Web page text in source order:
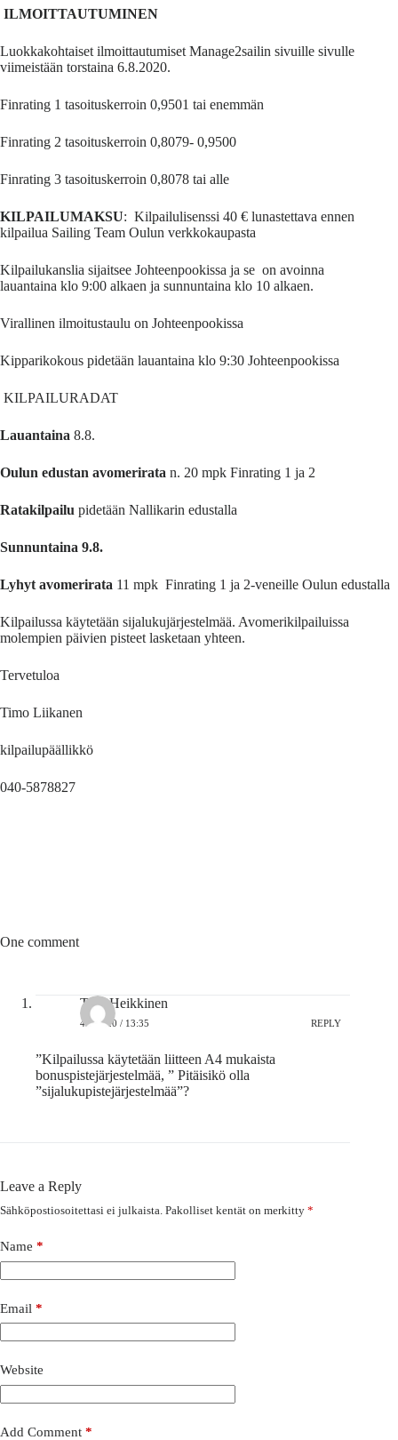
ILMOITTAUTUMINEN
Luokkakohtaiset ilmoittautumiset Manage2sailin sivuille sivulle
viimeistään torstaina 6.8.2020.
Finrating 1 tasoituskerroin 0,9501 tai enemmän
Finrating 2 tasoituskerroin 0,8079- 0,9500
Finrating 3 tasoituskerroin 0,8078 tai alle
KILPAILUMAKSU: Kilpailulisenssi 40 € lunastettava ennen
kilpailua Sailing Team Oulun verkkokaupasta
Kilpailukanslia sijaitsee Johteenpookissa ja se on avoinna
lauantaina klo 9:00 alkaen ja sunnuntaina klo 10 alkaen.
Virallinen ilmoitustaulu on Johteenpookissa
Kipparikokous pidetään lauantaina klo 9:30 Johteenpookissa
KILPAILURADAT
Lauantaina 8.8.
Oulun edustan avomerirata n. 20 mpk Finrating 1 ja 2
Ratakilpailu pidetään Nallikarin edustalla
Sunnuntaina 9.8.
Lyhyt avomerirata 11 mpk Finrating 1 ja 2-veneille Oulun edustalla
Kilpailussa käytetään sijalukujärjestelmää. Avomerikilpailuissa
molempien päivien pisteet lasketaan yhteen.
Tervetuloa
Timo Liikanen
kilpailupäällikkö
040-5878827
One comment
Tero Heikkinen
4.8.2020 / 13:35 REPLY
”Kilpailussa käytetään liitteen A4 mukaista
bonuspistejärjestelmää, ” Pitäisikö olla
”sijalukupistejärjestelmää”?
Leave a Reply
Sähköpostiosoitettasi ei julkaista. Pakolliset kentät on merkitty *
Name *
Email *
Website
Add Comment *